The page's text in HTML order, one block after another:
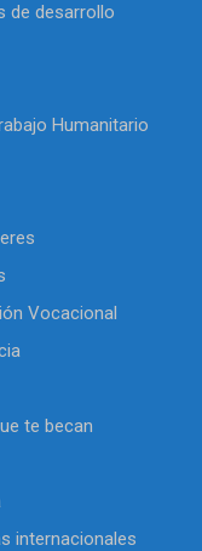
de desarrollo
Humanitario
Vocacional
te becan
internacionales